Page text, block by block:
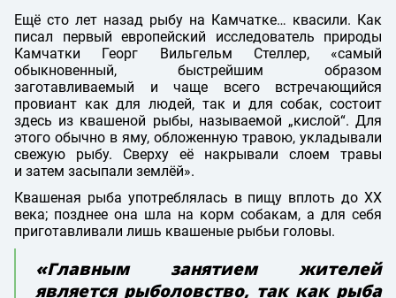
Ещё сто лет назад рыбу на Камчатке… квасили. Как
писал первый европейский исследователь природы
Камчатки Георг Вильгельм Стеллер, «самый
обыкновенный, быстрейшим образом
заготавливаемый и чаще всего встречающийся
провиант как для людей, так и для собак, состоит
здесь из квашеной рыбы, называемой „кислой“. Для
этого обычно в яму, обложенную травою, укладывали
свежую рыбу. Сверху её накрывали слоем травы
и затем засыпали землёй».
Квашеная рыба употреблялась в пищу вплоть до XX
века; позднее она шла на корм собакам, а для себя
приготавливали лишь квашеные рыбьи головы.
«Главным занятием жителей
является рыболовство, так как рыба